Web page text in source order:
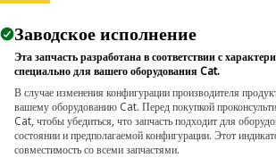
Заводское исполнение
Эта запчасть разработана в соответствии с
специально для вашего оборудования Cat.
В случае изменения конфигурации производителя
вашему оборудованию Cat. Перед покупкой
Cat, чтобы убедиться, что запчасть подходит для
состоянии и предполагаемой конфигурации. Этот
совместимость со всеми запчастями.